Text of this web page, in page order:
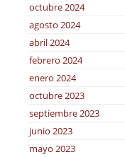
octubre 2024
agosto 2024
abril 2024
febrero 2024
enero 2024
octubre 2023
septiembre 2023
junio 2023
mayo 2023